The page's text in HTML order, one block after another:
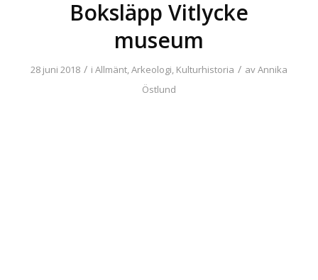
Boksläpp Vitlycke
museum
28 juni 2018 / i Allmänt,Arkeologi, Kulturhistoria / avAnnika
Östlund